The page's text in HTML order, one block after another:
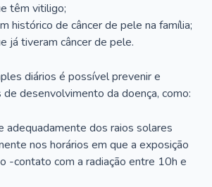
têm vitiligo;
histórico de câncer de pele na família;
já tiveram câncer de pele.
diários é possível prevenir e
de desenvolvimento da doença, como:
adequadamente dos raios solares
nos horários em que a exposição
-contato com a radiação entre 10h e